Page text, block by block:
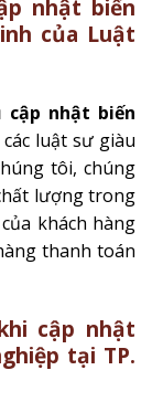
nhật biến
của Luật
cập nhật biến
luật sư giàu
tôi, chúng
lượng trong
khách hàng
thanh toán
cập nhật
tại TP.